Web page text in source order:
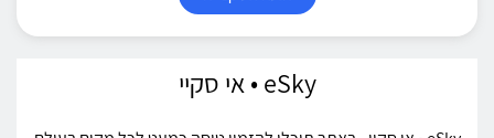
eSky • אי סקיי